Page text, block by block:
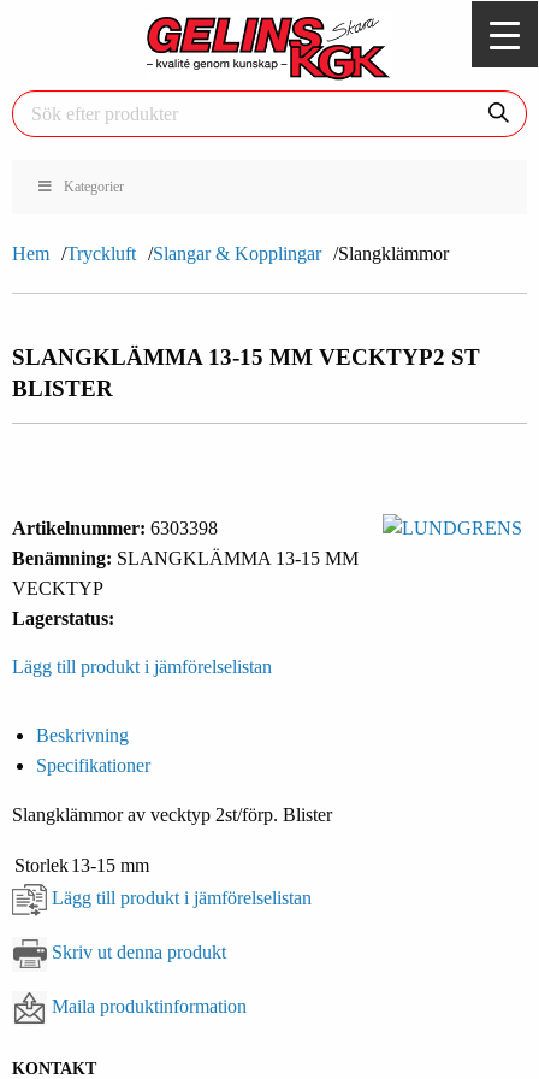
Kategorier
Hem Tryckluft Slangar & Kopplingar Slangklämmor
SLANGKLÄMMA 13-15 MM VECKTYP2 ST
BLISTER
Artikelnummer: 6303398
Benämning: SLANGKLÄMMA 13-15 MM
VECKTYP
Lagerstatus:
Lägg till produkt i jämförelselistan
Beskrivning
Specifikationer
Slangklämmor av vecktyp 2st/förp. Blister
Storlek13-15 mm
Lägg till produkt i jämförelselistan
Skriv ut denna produkt
Maila produktinformation
KONTAKT